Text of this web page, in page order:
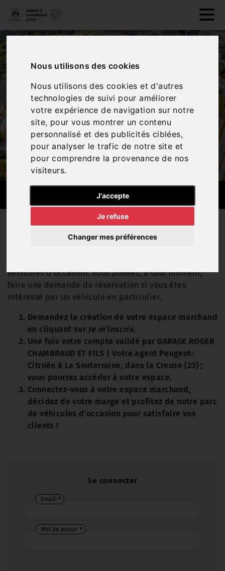
Nous utilisons des cookies
Nous utilisons des cookies et d'autres
technologies de suivi pour améliorer
votre expérience de navigation sur notre
site, pour vous montrer un contenu
personnalisé et des publicités ciblées,
pour analyser le trafic de notre site et
pour comprendre la provenance de nos
visiteurs.
J'accepte
Je refuse
Changer mes préférences
ESPACE MARCHAND
Vous êtes un professionnel ? Profitez d'un espace
véhicules d'occasion. Vous pouvez, à tout moment,
faire une demande de réservation si vous êtes
intéressé par un véhicule en particulier.
Demandez la création de votre espace marchand
en cliquant sur Je m’inscris.
Une fois votre compte validé par GARAGE ROGER
CHAMBRAUD ET FILS | Votre agent Peugeot-
Citroën à La Souterraine, dans la Creuse (23) ;
vous pourrez accéder à votre espace.
Connectez-vous à votre espace marchand,
décidez de votre marge et profitez de notre parc
de véhicules d’occasion pour satisfaire vos
clients !
Se connecter
Email
Mot de passe